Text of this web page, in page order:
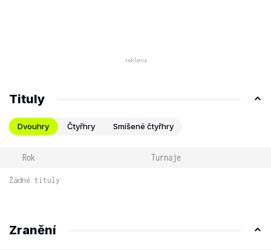
Tituly
Dvouhry Čtyřhry Smíšené čtyřhry
Rok Turnaje
Žádné tituly
Zranění